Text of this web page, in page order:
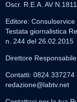
Oscr. R.E.A. AV
Editore: Consulservice
Testata giornalistica
n. 244 del 26.02.2015
Direttore
Contatti: 0824.337274
redazione@labtv.net